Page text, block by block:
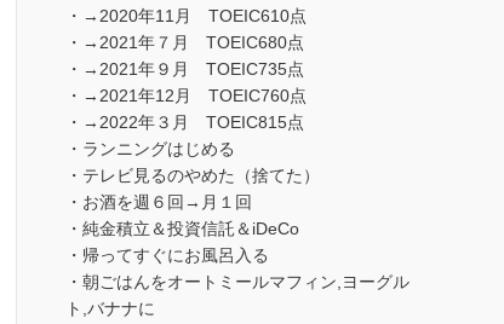
・→2020年11月 TOEIC610点
・→2021年７月 TOEIC680点
・→2021年９月 TOEIC735点
・→2021年12月 TOEIC760点
・→2022年３月 TOEIC815点
・ランニングはじめる
・テレビ見るのやめた（捨てた）
・お酒を週６回→月１回
・純金積立＆投資信託＆iDeCo
・帰ってすぐにお風呂入る
・朝ごはんをオートミールマフィン,ヨーグル
ト,バナナに